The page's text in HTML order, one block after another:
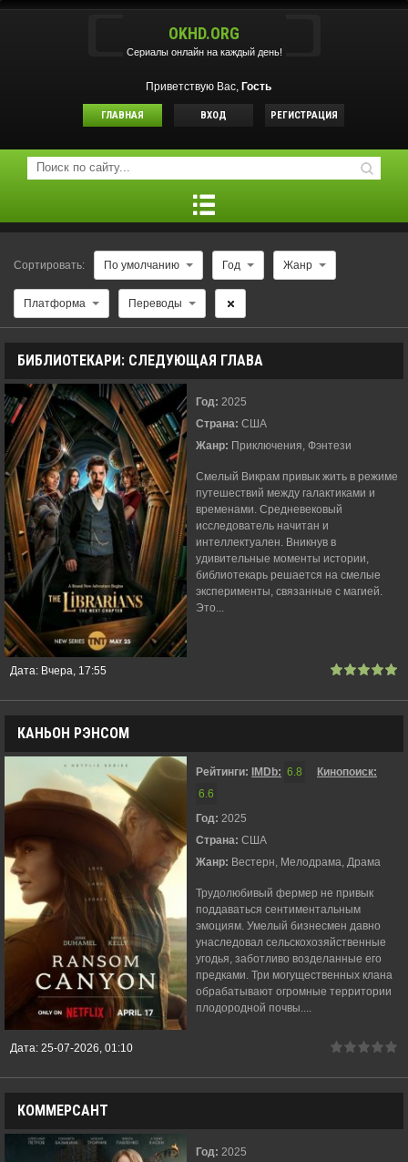
OKHD.ORG
Сериалы онлайн на каждый день!
Приветствую Вас, Гость
ГЛАВНАЯ ВХОД РЕГИСТРАЦИЯ
Сортировать: По умолчанию Год Жанр
Платформа Переводы
БИБЛИОТЕКАРИ: СЛЕДУЮЩАЯ ГЛАВА
Год: 2025
Страна: США
Жанр: Приключения, Фэнтези
Смелый Викрам привык жить в режиме
путешествий между галактиками и
временами. Средневековый
исследователь начитан и
интеллектуален. Вникнув в
удивительные моменты истории,
библиотекарь решается на смелые
эксперименты, связанные с магией.
Это...
Дата: Вчера, 17:55
КАНЬОН РЭНСОМ
Рейтинги: IMDb: 6.8
Кинопоиск:
6.6
Год: 2025
Страна: США
Жанр: Вестерн, Мелодрама, Драма
Трудолюбивый фермер не привык
поддаваться сентиментальным
эмоциям. Умелый бизнесмен давно
унаследовал сельскохозяйственные
угодья, заботливо возделанные его
предками. Три могущественных клана
обрабатывают огромные территории
плодородной почвы....
Дата: 25-07-2026, 01:10
КОММЕРСАНТ
Год: 2025